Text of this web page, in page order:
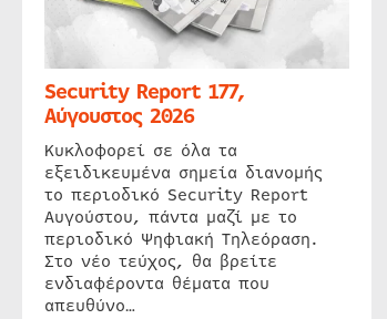
Security Report 177,
Αύγουστος 2026
Κυκλοφορεί σε όλα τα
εξειδικευμένα σημεία διανομής
το περιοδικό Security Report
Αυγούστου, πάντα μαζί με το
περιοδικό Ψηφιακή Τηλεόραση.
Στο νέο τεύχος, θα βρείτε
ενδιαφέροντα θέματα που
απευθύνο…